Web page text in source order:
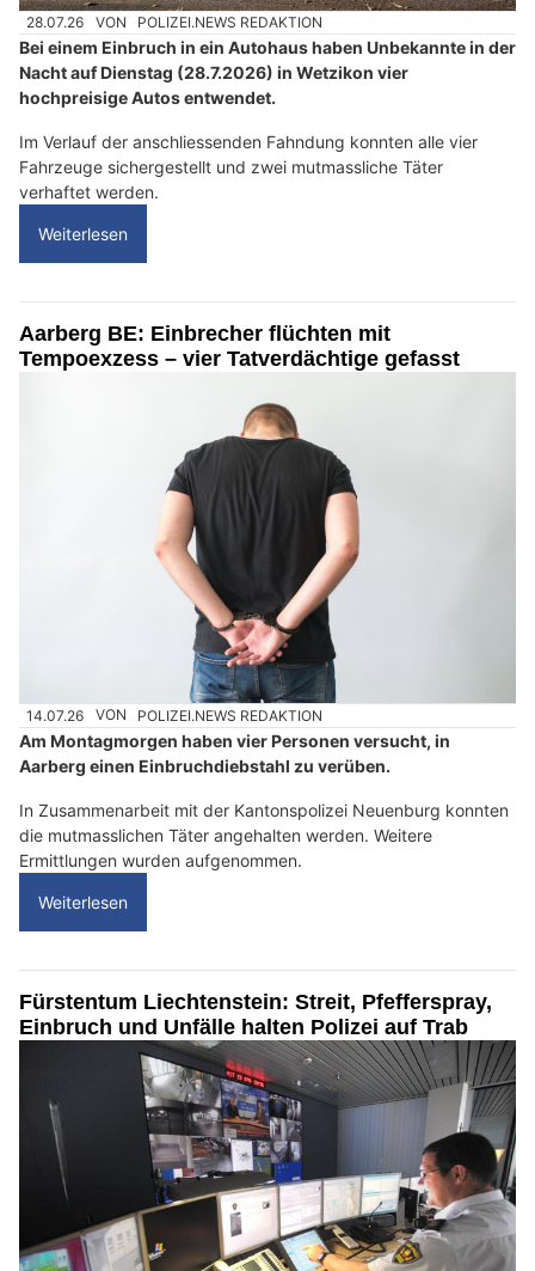
28.07.26 VON POLIZEI.NEWS REDAKTION
Bei einem Einbruch in ein Autohaus haben Unbekannte in der
Nacht auf Dienstag (28.7.2026) in Wetzikon vier
hochpreisige Autos entwendet.
Im Verlauf der anschliessenden Fahndung konnten alle vier
Fahrzeuge sichergestellt und zwei mutmassliche Täter
verhaftet werden.
Weiterlesen
Aarberg BE: Einbrecher flüchten mit
Tempoexzess – vier Tatverdächtige gefasst
14.07.26 VON POLIZEI.NEWS REDAKTION
Am Montagmorgen haben vier Personen versucht, in
Aarberg einen Einbruchdiebstahl zu verüben.
In Zusammenarbeit mit der Kantonspolizei Neuenburg konnten
die mutmasslichen Täter angehalten werden. Weitere
Ermittlungen wurden aufgenommen.
Weiterlesen
Fürstentum Liechtenstein: Streit, Pfefferspray,
Einbruch und Unfälle halten Polizei auf Trab